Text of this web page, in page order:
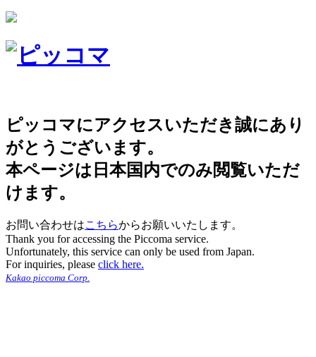
ピッコマにアクセスいただき誠にあり
がとうございます。
本ページは日本国内でのみ閲覧いただ
けます。
お問い合わせはこちらからお願いいたします。
Thank you for accessing the Piccoma service.
Unfortunately, this service can only be used from Japan.
For inquiries, please click here.
Kakao piccoma Corp.